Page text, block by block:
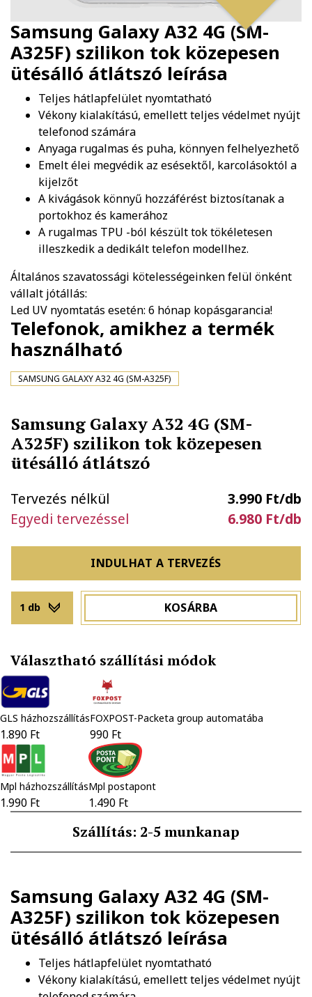
Samsung Galaxy A32 4G (SM-
A325F) szilikon tok közepesen
ütésálló átlátszó leírása
Teljes hátlapfelület nyomtatható
Vékony kialakítású, emellett teljes védelmet nyújt
telefonod számára
Anyaga rugalmas és puha, könnyen felhelyezhető
Emelt élei megvédik az esésektől, karcolásoktól a
kijelzőt
A kivágások könnyű hozzáférést biztosítanak a
portokhoz és kamerához
A rugalmas TPU -ból készült tok tökéletesen
illeszkedik a dedikált telefon modellhez.
Általános szavatossági kötelességeinken felül önként
vállalt jótállás:
Led UV nyomtatás esetén: 6 hónap kopásgarancia!
Telefonok, amikhez a termék
használható
SAMSUNG GALAXY A32 4G (SM-A325F)
Samsung Galaxy A32 4G (SM-
A325F) szilikon tok közepesen
ütésálló átlátszó
Tervezés nélkül
3.990 Ft/db
Egyedi tervezéssel
6.980 Ft/db
INDULHAT A TERVEZÉS
1 db KOSÁRBA
Választható szállítási módok
GLS házhozszállítás
1.890 Ft
FOXPOST-Packeta group automatába
990 Ft
Mpl házhozszállítás
1.990 Ft
Mpl postapont
1.490 Ft
Szállítás: 2-5 munkanap
Samsung Galaxy A32 4G (SM-
A325F) szilikon tok közepesen
ütésálló átlátszó leírása
Teljes hátlapfelület nyomtatható
Vékony kialakítású, emellett teljes védelmet nyújt